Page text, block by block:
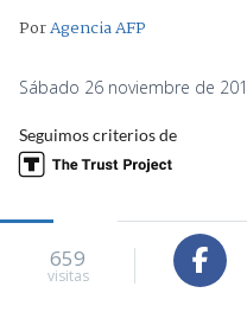
PorAgencia AFP
Sábado 26 noviembre de
Seguimos criterios de
659
visitas